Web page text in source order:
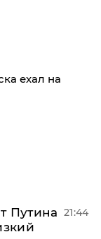
ехал на
Путина 21:44